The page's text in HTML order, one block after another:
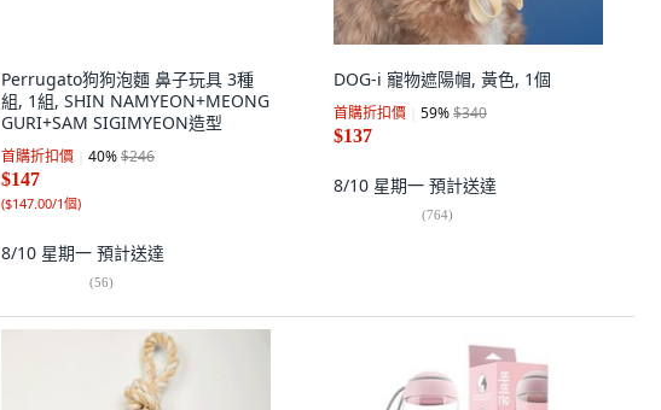
Perrugato狗狗泡麵 鼻子玩具 3種
組, 1組, SHIN NAMYEON+MEONG
GURI+SAM SIGIMYEON造型
首購折扣價 40%$246
$147
($147.00/1個)
8/10 星期一 預計送達
(56)
DOG-i 寵物遮陽帽, 黃色, 1個
首購折扣價 59%$340
$137
8/10 星期一 預計送達
(764)